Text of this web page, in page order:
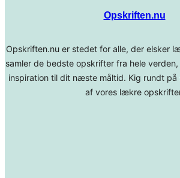
Opskriften.nu
Opskriften.nu er stedet for alle, der elsker
samler de bedste opskrifter fra hele
inspiration til dit næste måltid. Kig rundt
af vores lækre